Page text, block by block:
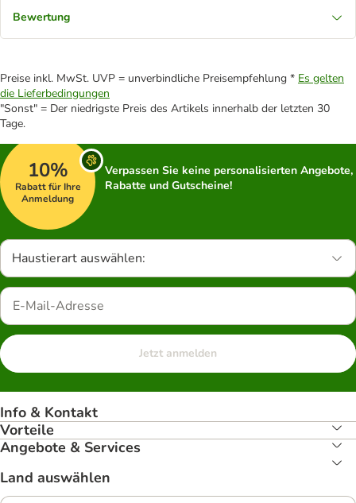
Bewertung
Preise inkl. MwSt. UVP = unverbindliche Preisempfehlung * Es gelten
die Lieferbedingungen
"Sonst" = Der niedrigste Preis des Artikels innerhalb der letzten 30
Tage.
10%
Rabatt für Ihre
Anmeldung
Verpassen Sie keine personalisierten Angebote,
Rabatte und Gutscheine!
Haustierart auswählen:
Jetzt anmelden
Info & Kontakt
Vorteile
Angebote & Services
Land auswählen